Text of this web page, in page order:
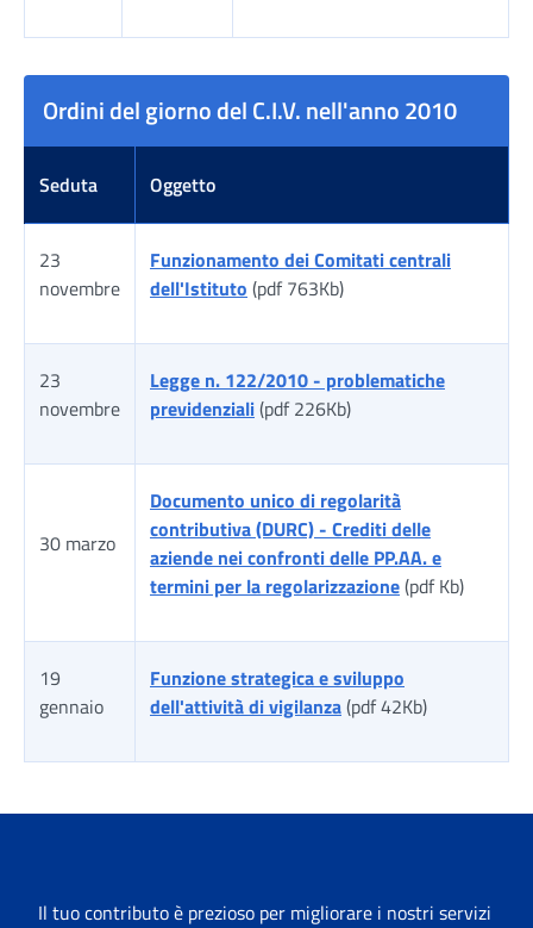
Ordini del giorno del C.I.V. nell'anno 2010
Seduta Oggetto
23
novembre
Funzionamento dei Comitati centrali
dell'Istituto (pdf 763Kb)
23
novembre
Legge n. 122/2010 - problematiche
previdenziali(pdf 226Kb)
30 marzo
Documento unico di regolarità
contributiva (DURC) - Crediti delle
aziende nei confronti delle PP.AA. e
termini per la regolarizzazione(pdf Kb)
19
gennaio
Funzione strategica e sviluppo
dell'attività di vigilanza(pdf 42Kb)
Il tuo contributo è prezioso per migliorare i nostri servizi